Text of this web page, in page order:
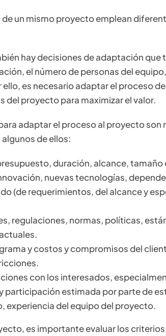
un mismo proyecto emplean
hay decisiones de adaptación que
el número de personas del
ello, es necesario adaptar el proceso
del proyecto para maximizar el valor.
adaptar el proceso al proyecto son
de ellos:
duración, alcance, tamaño
nuevas tecnologías,
(de requerimientos, del alcance y
regulaciones, normas, políticas,
y costos y compromisos del
con los interesados,
participación estimada por parte de
experiencia del equipo del proyecto.
es importante evaluar los